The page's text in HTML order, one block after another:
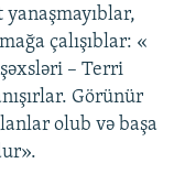
çalışıblar: «
– Terri
Görünür
olub və başa